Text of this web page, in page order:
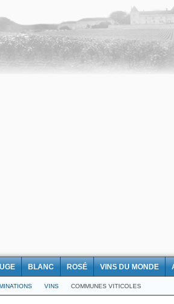
BLANC ROSÉ VINS DU MONDE
VINS COMMUNES VITICOLES